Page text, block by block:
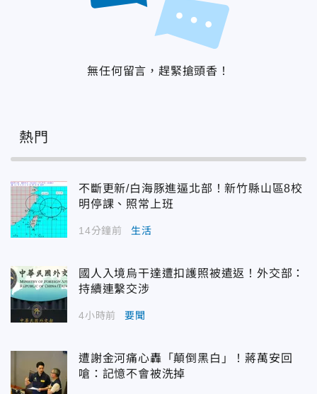
無任何留言，趕緊搶頭香！
熱門
不斷更新/白海豚進逼北部！新竹縣山區8校
明停課、照常上班
14分鐘前 生活
國人入境烏干達遭扣護照被遣返！外交部：
持續連繫交涉
4小時前 要聞
遭謝金河痛心轟「顛倒黑白」！蔣萬安回
嗆：記憶不會被洗掉